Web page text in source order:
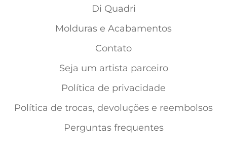
Di Quadri
Molduras e Acabamentos
Contato
Seja um artista parceiro
Política de privacidade
Política de trocas, devoluções e reembolsos
Perguntas frequentes